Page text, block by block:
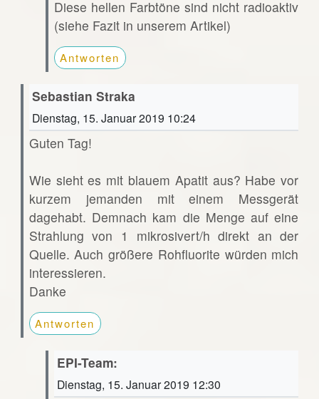
Diese hellen Farbtöne sind nicht radioaktiv
(siehe Fazit in unserem Artikel)
Antworten
Sebastian Straka
Dienstag, 15. Januar 2019 10:24
Guten Tag!
Wie sieht es mit blauem Apatit aus? Habe vor
kurzem jemanden mit einem Messgerät
dagehabt. Demnach kam die Menge auf eine
Strahlung von 1 mikrosivert/h direkt an der
Quelle. Auch größere Rohfluorite würden mich
interessieren.
Danke
Antworten
EPI-Team:
Dienstag, 15. Januar 2019 12:30